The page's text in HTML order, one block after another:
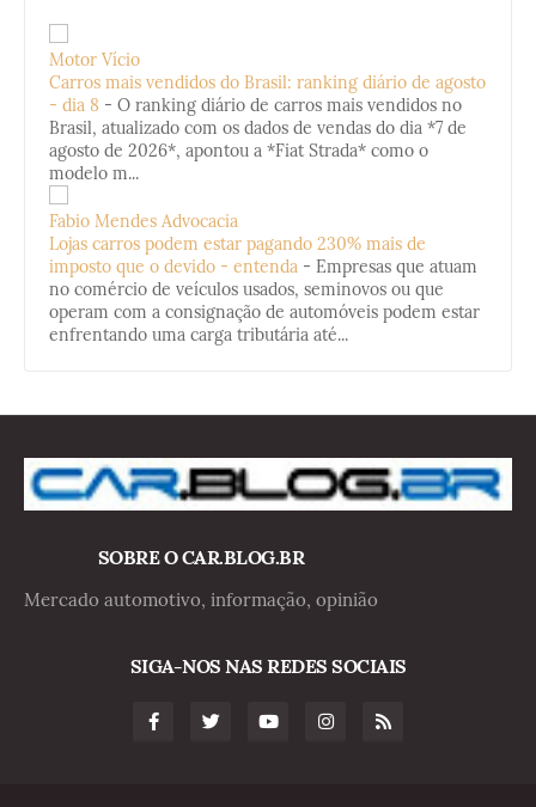
Motor Vício
Carros mais vendidos do Brasil: ranking diário de agosto
- dia 8 - O ranking diário de carros mais vendidos no
Brasil, atualizado com os dados de vendas do dia *7 de
agosto de 2026*, apontou a *Fiat Strada* como o
modelo m...
Fabio Mendes Advocacia
Lojas carros podem estar pagando 230% mais de
imposto que o devido - entenda - Empresas que atuam
no comércio de veículos usados, seminovos ou que
operam com a consignação de automóveis podem estar
enfrentando uma carga tributária até...
SOBRE O CAR.BLOG.BR
Mercado automotivo, informação, opinião
SIGA-NOS NAS REDES SOCIAIS